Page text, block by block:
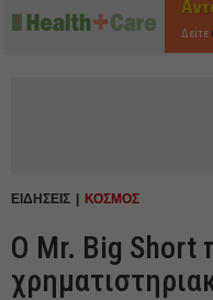
Δείτε
ΕΙΔΗΣΕΙΣ ΚΟΣΜΟΣ
O Mr. Big Short